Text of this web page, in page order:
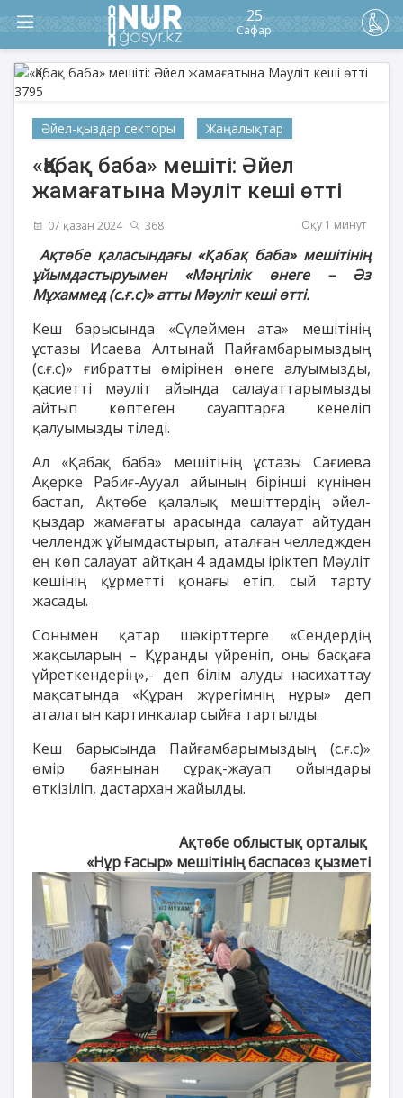
25
Сафар
Әйел-қыздар секторы Жаңалықтар
«Қабақ баба» мешіті: Әйел
жамағатына Мәуліт кеші өтті
07 қазан 2024 368 Оқу 1 минут
Ақтөбе қаласындағы «Қабақ баба» мешітінің
ұйымдастыруымен «Мәңгілік өнеге – Әз
Мұхаммед (с.ғ.с)» атты Мәуліт кеші өтті.
Кеш барысында «Сүлеймен ата» мешітінің
ұстазы Исаева Алтынай Пайғамбарымыздың
(с.ғ.с)» ғибратты өмірінен өнеге алуымызды,
қасиетті мәуліт айында салауаттарымызды
айтып көптеген сауаптарға кенеліп
қалуымызды тіледі.
Ал «Қабақ баба» мешітінің ұстазы Сағиева
Ақерке Рабиғ-Аууал айының бірінші күнінен
бастап, Ақтөбе қалалық мешіттердің әйел-
қыздар жамағаты арасында салауат айтудан
челлендж ұйымдастырып, аталған челледжден
ең көп салауат айтқан 4 адамды іріктеп Мәуліт
кешінің құрметті қонағы етіп, сый тарту
жасады.
Сонымен қатар шәкірттерге «Сендердің
жақсыларың – Құранды үйреніп, оны басқаға
үйреткендерің»,- деп білім алуды насихаттау
мақсатында «Құран жүрегімнің нұры» деп
аталатын картинкалар сыйға тартылды.
Кеш барысында Пайғамбарымыздың (с.ғ.с)»
өмір баянынан сұрақ-жауап ойындары
өткізіліп, дастархан жайылды.
Ақтөбе облыстық орталық
«Нұр Ғасыр» мешітінің баспасөз қызметі